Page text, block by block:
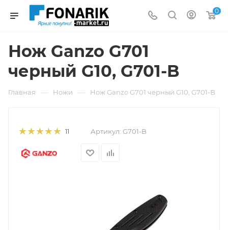
0
Нож Ganzo G701
черный G10, G701-B
Главная — Ножи — Нож Ganzo G701 черный G10, G701-B
11 Артикул: G701-B